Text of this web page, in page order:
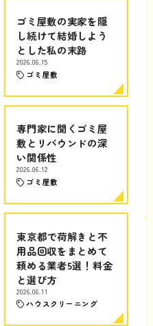
ゴミ屋敷の実家を隠
し続けて結婚しよう
とした私の末路
2026.06.15
ゴミ屋敷
専門家に聞くゴミ屋
敷とリバウンドの深
い関係性
2026.06.12
ゴミ屋敷
東京都で荷解きと不
用品回収をまとめて
頼める業者5選！料金
と選び方
2026.06.11
ハウスクリーニング